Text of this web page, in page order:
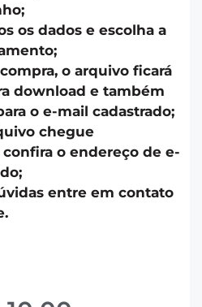
os dados e escolha a
o arquivo ficará
download e também
o e-mail cadastrado;
chegue
o endereço de e-
entre em contato